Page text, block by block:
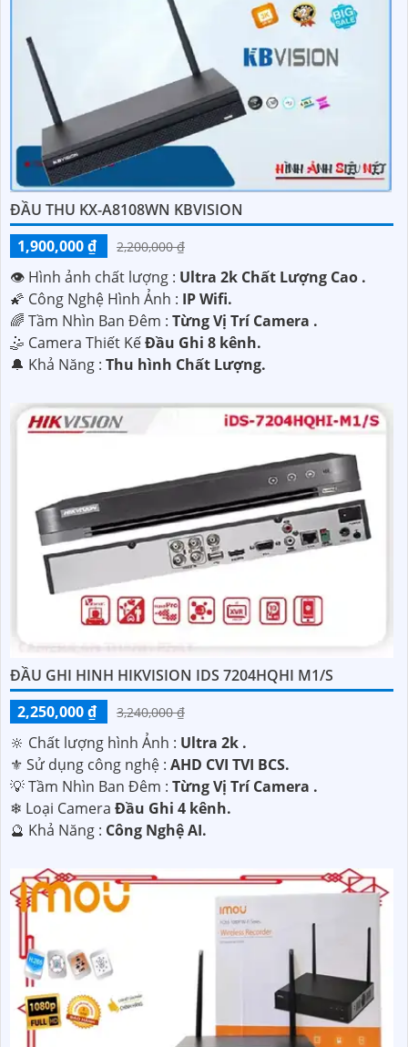
ĐẦU THU KX-A8108WN KBVISION
1,900,000 ₫
2,200,000 ₫
👁 Hình ảnh chất lượng : Ultra 2k Chất Lượng Cao .
🌠 Công Nghệ Hình Ảnh : IP Wifi.
🌈 Tầm Nhìn Ban Đêm : Từng Vị Trí Camera .
🤹 Camera Thiết KếĐầu Ghi 8 kênh.
️🔔 Khả Năng : Thu hình Chất Lượng.
ĐẦU GHI HINH HIKVISION IDS 7204HQHI M1/S
2,250,000 ₫
3,240,000 ₫
🔆 Chất lượng hình Ảnh : Ultra 2k .
⚜️ Sử dụng công nghệ : AHD CVI TVI BCS.
💡 Tầm Nhìn Ban Đêm : Từng Vị Trí Camera .
❄ Loại Camera Đầu Ghi 4 kênh.
️🔮 Khả Năng : Công Nghệ AI.